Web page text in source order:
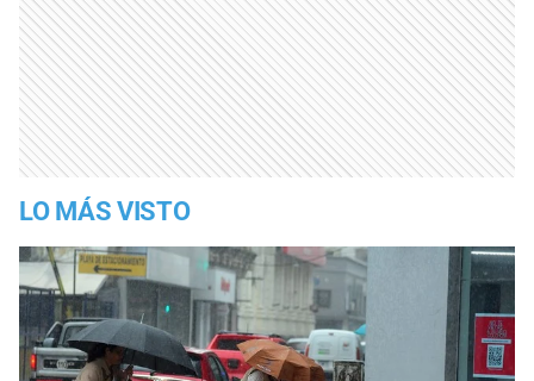
LO MÁS VISTO